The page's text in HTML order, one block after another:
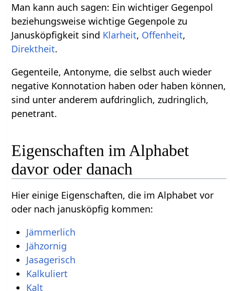
Man kann auch sagen: Ein wichtiger Gegenpol
beziehungsweise wichtige Gegenpole zu
Janusköpfigkeit sind Klarheit, Offenheit,
Direktheit.
Gegenteile, Antonyme, die selbst auch wieder
negative Konnotation haben oder haben können,
sind unter anderem aufdringlich, zudringlich,
penetrant.
Eigenschaften im Alphabet
davor oder danach
Hier einige Eigenschaften, die im Alphabet vor
oder nach janusköpfig kommen:
Jämmerlich
Jähzornig
Jasagerisch
Kalkuliert
Kalt